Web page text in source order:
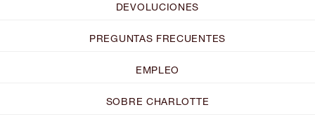
DEVOLUCIONES
PREGUNTAS FRECUENTES
EMPLEO
SOBRE CHARLOTTE